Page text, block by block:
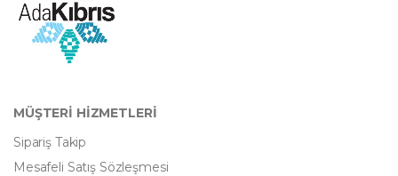
MÜŞTERİ HİZMETLERİ
Sipariş Takip
Mesafeli Satış Sözleşmesi